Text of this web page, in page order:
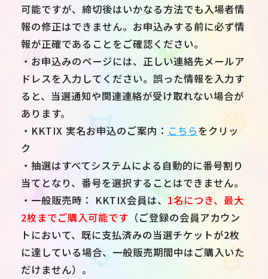
可能ですが、締切後はいかなる方法でも入場者情
報の修正はできません。お申込みする前に必ず情
報が正確であることをご確認ください。
・お申込みのページには、正しい連絡先メールア
ドレスを入力してください。誤った情報を入力す
ると、当選通知や関連連絡が受け取れない場合が
あります。
・KKTIX 実名お申込のご案内： こちらをクリッ
ク
・抽選はすべてシステムによる自動的に番号割り
当てとなり、番号を選択することはできません。
・一般販売時： KKTIX会員は、 1名につき、最大
2枚までご購入可能です （ご登録の会員アカウン
トにおいて、既に支払済みの当選チケットが2枚
に達している場合、一般販売期間中はご購入いた
だけません）。